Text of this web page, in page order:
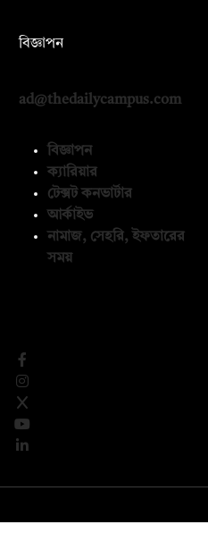
বিজ্ঞাপন
ad@thedailycampus.com
বিজ্ঞাপন
ক্যারিয়ার
টেক্সট কনভার্টার
আর্কাইভ
নামাজ, সেহরি, ইফতারের
সময়